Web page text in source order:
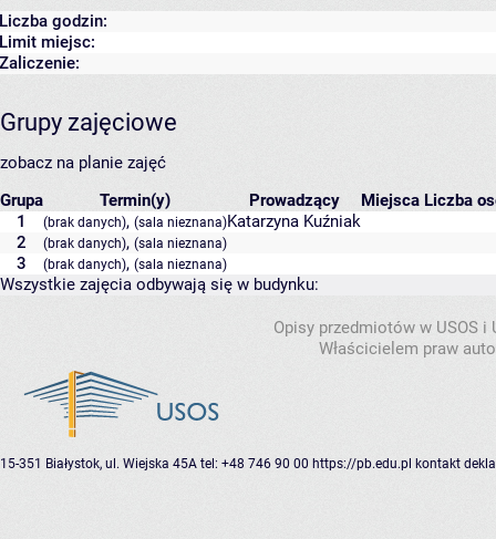
Liczba godzin:
Limit miejsc:
Zaliczenie:
Grupy zajęciowe
zobacz na planie zajęć
Grupa
Termin(y) Prowadzący Miejsca Liczba
1
(brak danych), (sala nieznana)Katarzyna Kuźniak
2
(brak danych), (sala nieznana)
3 (brak danych), (sala nieznana)
Wszystkie zajęcia odbywają się w budynku:
Opisy przedmiotów w USOS
Właścicielem praw
15-351 Białystok, ul. Wiejska 45A tel: +48 746 90 00 https://pb.edu.pl kontakt